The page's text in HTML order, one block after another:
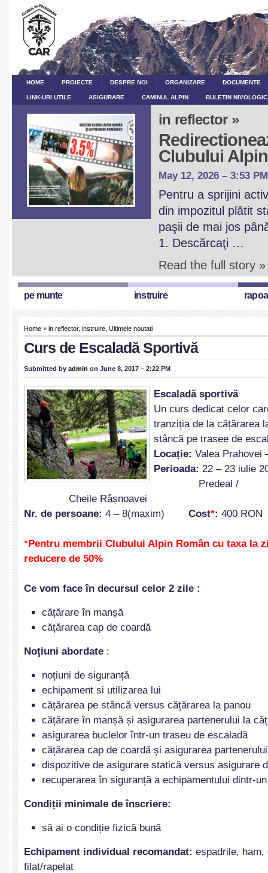
HOME PROIECTE DESPRE NOI ORGANIZARE DOCUMENTE
LINK-URI UTILE ASIGURARE CAMINUL ALPIN BULETIN
in reflector »
Clubului
May 12, 2026 – 3:53 PM
Pentru a sprijini
din impozitul plătit
paşii de mai jos
1. Descărcaţi …
Read the full story »
pe munte instruire
Home » in reflector, instruire Ultimele noutati
Curs de Escaladă Sportivă
Submitted by admin on June 8, 2017 – 2:22 PM
Escaladă sportivă
Un curs dedicat celor
tranziția de la cățărarea
stâncă pe trasee de
Locație: Valea
Perioada: 22 – 23 iulie
Predeal /
Cheile Râșnoavei
Nr. de persoane: 4 – 8(maxim) Cost*: 400 RON
*Pentru membrii Clubului Alpin Român cu taxa la
reducere de 50%
Ce vom face în decursul celor 2 zile :
cățărare în manșă
cățărarea cap de coardă
Noţiuni abordate :
noțiuni de siguranță
echipament si utilizarea lui
cățărarea pe stâncă versus cățărarea la panou
cățărare în manșă și asigurarea partenerului la
asigurarea buclelor într-un traseu de escaladă
cățărarea cap de coardă și asigurarea
dispozitive de asigurare statică versus asigurare
recuperarea în siguranță a echipamentului dintr-
Condiții minimale de înscriere:
să ai o condiție fizică bună
Echipament individual recomandat: espadrile,
filat/rapelat